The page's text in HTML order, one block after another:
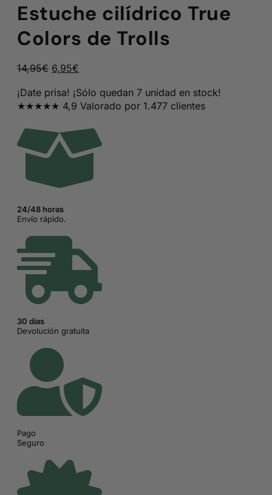
Estuche cilídrico True
Colors de Trolls
14,95€ El
original
era:
14,95€.
6,95€
actual
es:
6,95€.
¡Date prisa! ¡Sólo quedan 7 unidad en stock!
★★★★★ 4,9 Valorado por 1.477 clientes
24/48 horas
Envío rápido.
30 días
Devolución gratuita
Pago
Seguro